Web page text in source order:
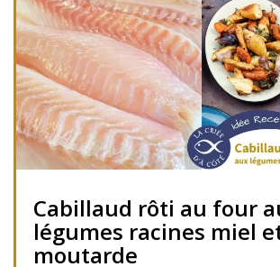
Cabillaud rôti au four
légumes racines miel
moutarde